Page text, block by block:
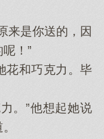
是你送的，因
！”
和巧克力。毕
。”他想起她说